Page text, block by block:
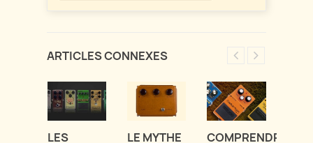
ARTICLES CONNEXES
LES
LE MYTHE
COMPRENDRE